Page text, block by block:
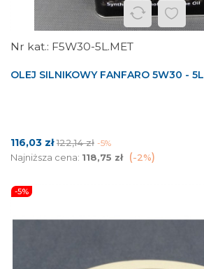
F5W30-5L.MET
OLEJ SILNIKOWY FANFARO 5W30 - 5L
Cena
116,03 złCena
podstawowa
122,14 zł -5%
Najniższa cena: 118,75 zł -2%
-5%